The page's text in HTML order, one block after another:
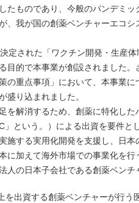
たものであり、今般のパンデミ
、我が国の創薬ベンチャーエコ
定された「ワクチン開発・生産
目的で本事業が創設されました
の重点事項」において、本事業
盛り込まれました。
を解消するため、創薬に特化し
」という。）による出資を要件
施する実用化開発を支援し、日
に加えて海外市場での事業化を
の日本子会社である創薬ベンチ
出資する創薬ベンチャーが行